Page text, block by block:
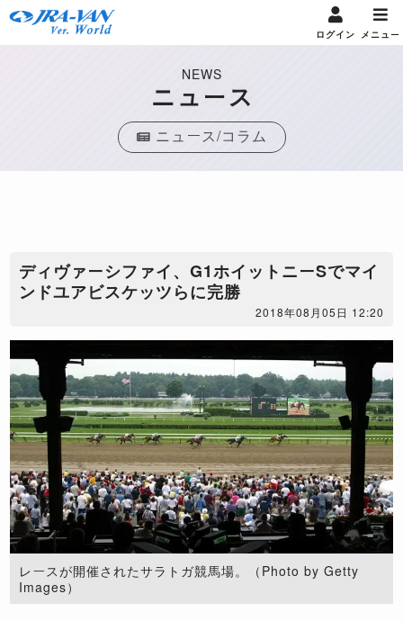
ログイン メニュー
NEWS
ニュース
ニュース/コラム
ディヴァーシファイ、G1ホイットニーSでマイ
ンドユアビスケッツらに完勝
2018年08月05日 12:20
レースが開催されたサラトガ競馬場。（Photo by Getty
Images）